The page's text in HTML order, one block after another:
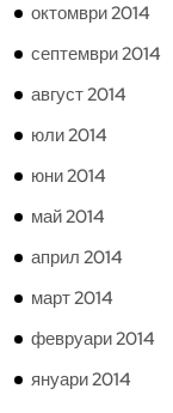
октомври 2014
септември 2014
август 2014
юли 2014
юни 2014
май 2014
април 2014
март 2014
февруари 2014
януари 2014